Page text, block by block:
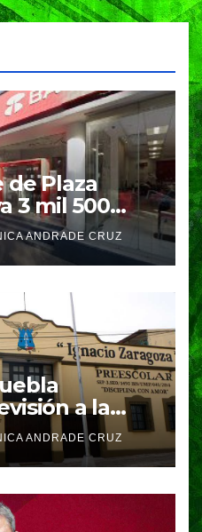
de Plaza
3 mil 500
ANDRADE CRUZ
a la
para
Armenta
ANDRADE CRUZ